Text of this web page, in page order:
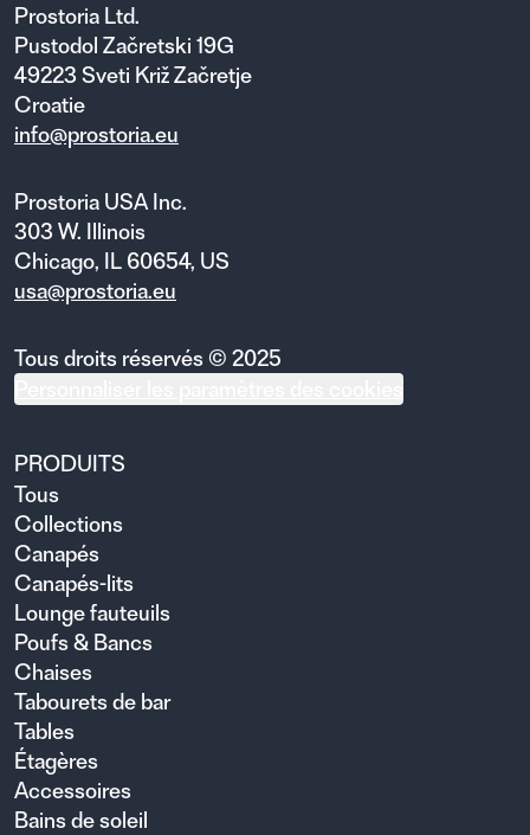
Prostoria Ltd.
Pustodol Začretski 19G
49223 Sveti Križ Začretje
Croatie
info@prostoria.eu
Prostoria USA Inc.
303 W. Illinois
Chicago, IL 60654, US
usa@prostoria.eu
Tous droits réservés © 2025
PRODUITS
Tous
Collections
Canapés
Canapés-lits
Lounge fauteuils
Poufs & Bancs
Chaises
Tabourets de bar
Tables
Étagères
Accessoires
Bains de soleil